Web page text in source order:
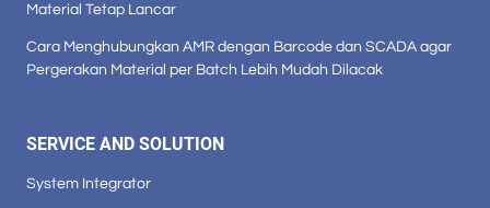
Material Tetap Lancar
Cara Menghubungkan AMR dengan Barcode dan SCADA agar
Pergerakan Material per Batch Lebih Mudah Dilacak
SERVICE AND SOLUTION
System Integrator